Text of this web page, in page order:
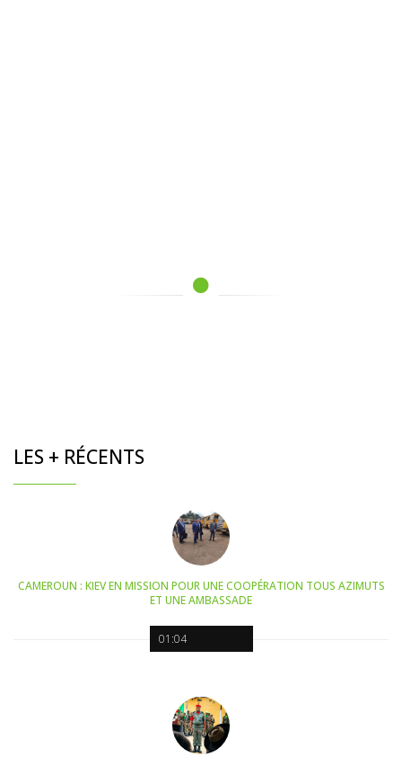
LES + RÉCENTS
01:04
CAMEROUN : KIEV EN MISSION POUR UNE COOPÉRATION TOUS AZIMUTS
ET UNE AMBASSADE